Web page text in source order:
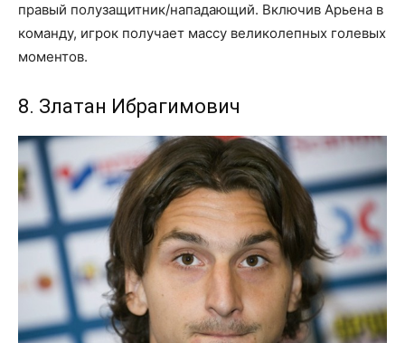
правый полузащитник/нападающий. Включив Арьена в
команду, игрок получает массу великолепных голевых
моментов.
8. Златан Ибрагимович